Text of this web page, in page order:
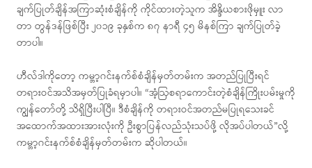
ချက်ပြုတ်ချိန်အကြာဆုံးစံချိန်ကို ကိုင်ထားတဲ့သူက အိန္ဒိယစားဖိုမှူး လာ
တာ တွန်ဒန်ဖြစ်ပြီး ၂၀၁၉ ခုနှစ်က ၈၇ နာရီ ၄၅ မိနစ်ကြာ ချက်ပြုတ်ခဲ့
တာပါ။
ဟီလ်ဒါကိုတော့ ကမ္ဘာ့ဂင်းနက်စ်စံချိန်မှတ်တမ်းက အတည်ပြုပြီးရင်
တရားဝင်အသိအမှတ်ပြုခံရမှာပါ။ “အံ့ဩစရာကောင်းတဲ့စံချိန်ကြိုးပမ်းမှုကို
ကျွန်တော်တို့ သိရှိပြီးပါပြီ။ ဒီစံချိန်ကို တရားဝင်အတည်မပြုရသေးခင်
အထောက်အထားအားလုံးကို ဦးစွာပြန်လည်သုံးသပ်ဖို့ လိုအပ်ပါတယ်”လို့
ကမ္ဘာ့ဂင်းနက်စ်စံချိန်မှတ်တမ်းက ဆိုပါတယ်။